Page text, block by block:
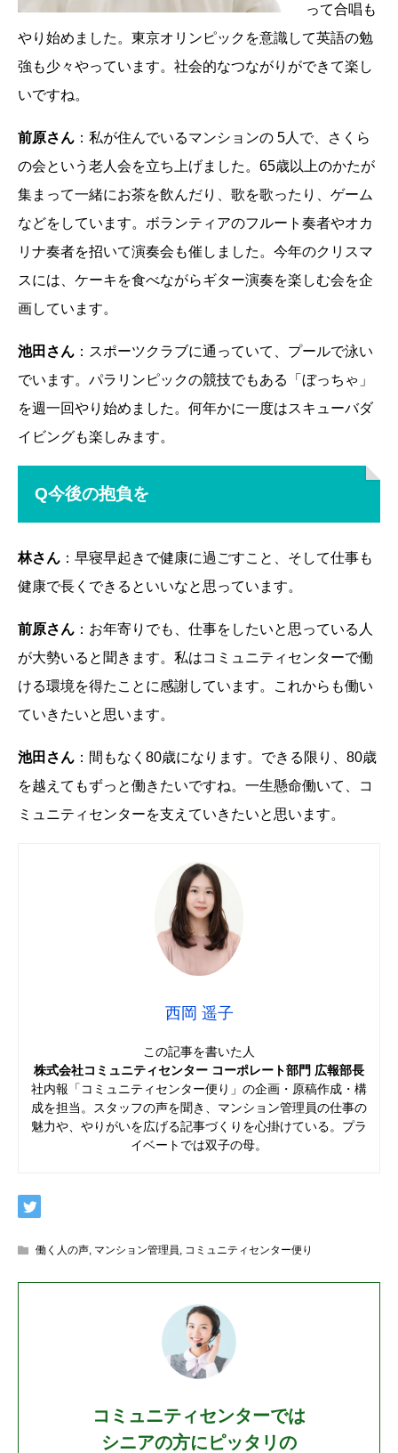
って合唱も
やり始めました。東京オリンピックを意識して英語の勉
強も少々やっています。社会的なつながりができて楽し
いですね。
前原さん ：私が住んでいるマンションの 5人で、さくら
の会という老人会を立ち上げました。65歳以上のかたが
集まって一緒にお茶を飲んだり、歌を歌ったり、ゲーム
などをしています。ボランティアのフルート奏者やオカ
リナ奏者を招いて演奏会も催しました。今年のクリスマ
スには、ケーキを食べながらギター演奏を楽しむ会を企
画しています。
池田さん ：スポーツクラブに通っていて、プールで泳い
でいます。パラリンピックの競技でもある「ぼっちゃ」
を週一回やり始めました。何年かに一度はスキューバダ
イビングも楽しみます。
Q今後の抱負を
林さん ：早寝早起きで健康に過ごすこと、そして仕事も
健康で長くできるといいなと思っています。
前原さん ：お年寄りでも、仕事をしたいと思っている人
が大勢いると聞きます。私はコミュニティセンターで働
ける環境を得たことに感謝しています。これからも働い
ていきたいと思います。
池田さん ：間もなく80歳になります。できる限り、80歳
を越えてもずっと働きたいですね。一生懸命働いて、コ
ミュニティセンターを支えていきたいと思います。
西岡 遥子
この記事を書いた人
株式会社コミュニティセンター コーポレート部門 広報部長
社内報「コミュニティセンター便り」の企画・原稿作成・構
成を担当。スタッフの声を聞き、マンション管理員の仕事の
魅力や、やりがいを広げる記事づくりを心掛けている。プラ
イベートでは双子の母。
働く人の声, マンション管理員, コミュニティセンター便り
コミュニティセンターでは
シニアの方にピッタリの